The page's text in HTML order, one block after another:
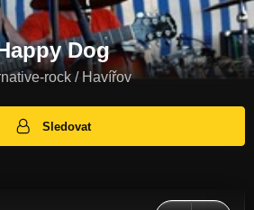
Dog
rock / Havířov
Sledovat